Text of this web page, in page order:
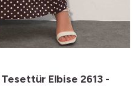
Elbise 2613 -